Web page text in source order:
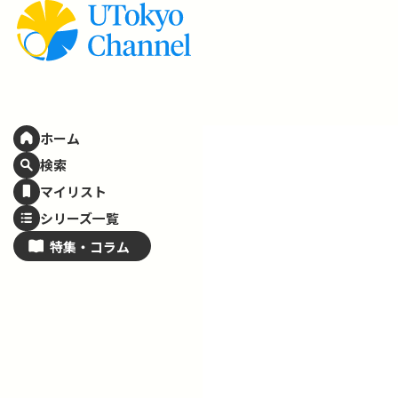
ホーム
検索
マイリスト
シリーズ一覧
特集・ コラム